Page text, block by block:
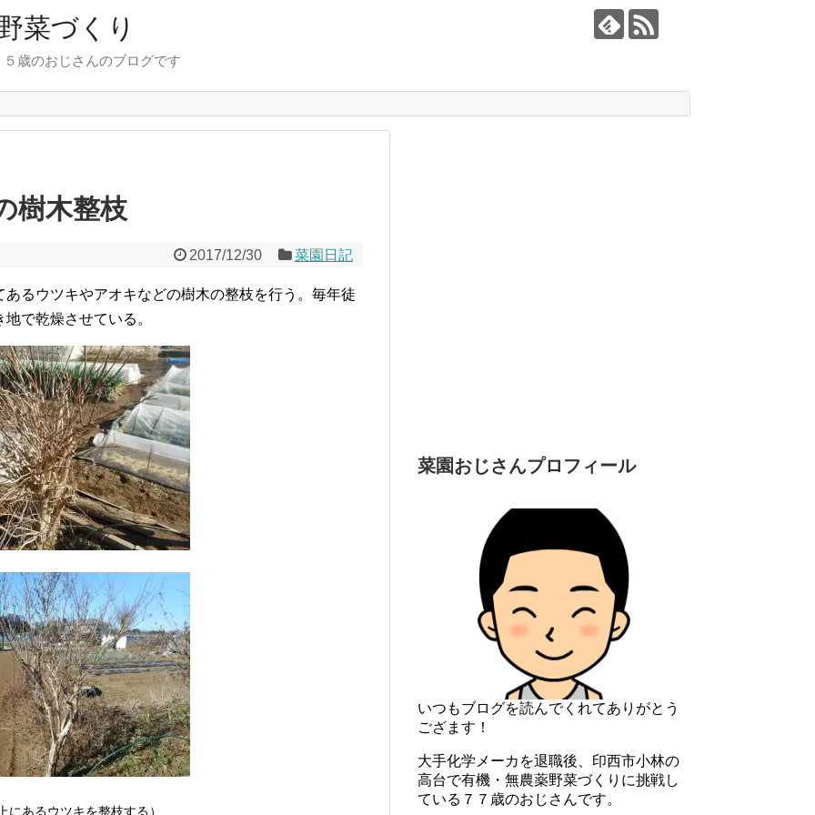
菜づくり
歳のおじさんのブログです
樹木整枝
2017/12/30 菜園日記
るウツキやアオキなどの樹木の整枝を行う。毎年徒
で乾燥させている。
にあるウツキを整枝する）
菜園おじさんプロフィール
いつもブログを読んでくれてありがとう
ござます！
大手化学メーカを退職後、印西市小林の
高台で有機・無農薬野菜づくりに挑戦し
ている７７歳のおじさんです。